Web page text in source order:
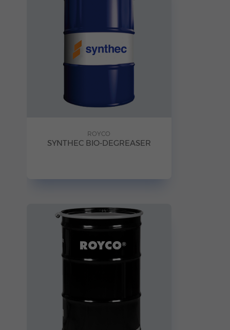
ROYCO
SYNTHEC BIO-DEGREASER